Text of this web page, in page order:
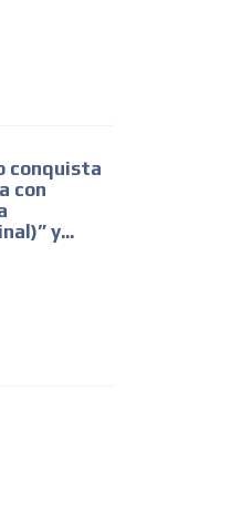
conquista
con
y...